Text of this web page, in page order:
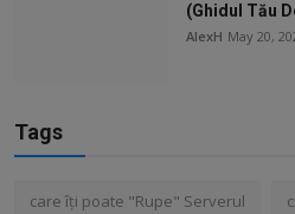
(Ghidul Tău
AlexH May 20,
Tags
care îți poate "Rupe" Serverul